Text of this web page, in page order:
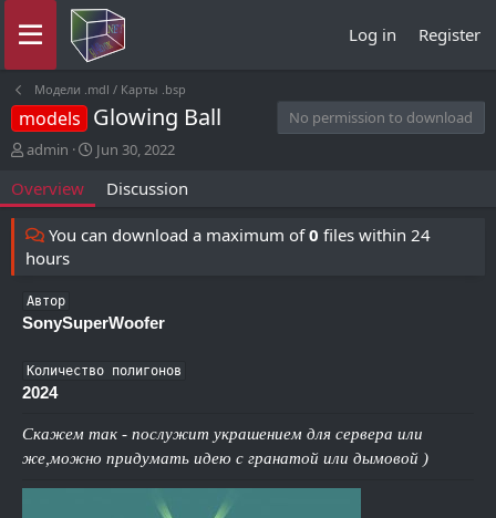
Log in Register
Модели .mdl / Карты .bsp
models Glowing Ball
No permission to download
A
t
h
o
r
admin
C
t
a
e
Jun 30, 2022
Overview Discussion
You can download a maximum of0 files within 24
hours
Автор
SonySuperWoofer
Количество полигонов
2024
Скажем так - послужит украшением для сервера или
же,можно придумать идею с гранатой или дымовой )